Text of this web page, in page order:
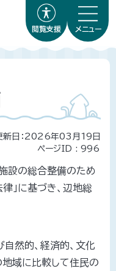
閲覧支援 メニュー
新日：2026年03月19日
ページID : 996
設の総合整備のため
」に基づき、辺地総
然的、経済的、文化
域に比較して住民の